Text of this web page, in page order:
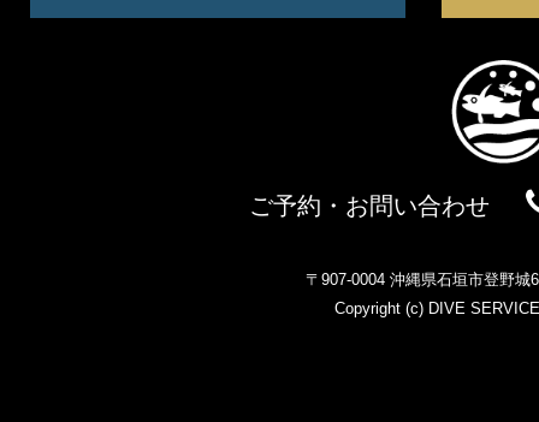
ご予約・お問い合わせ
〒907-0004 沖縄県石垣市登野城
Copyright (c) DIVE